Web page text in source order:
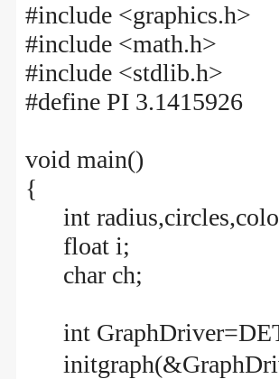
#include <graphics.h>
#include <math.h>
#include <stdlib.h>
#define PI 3.1415926
void main()
{
int
float i;
char ch;
int